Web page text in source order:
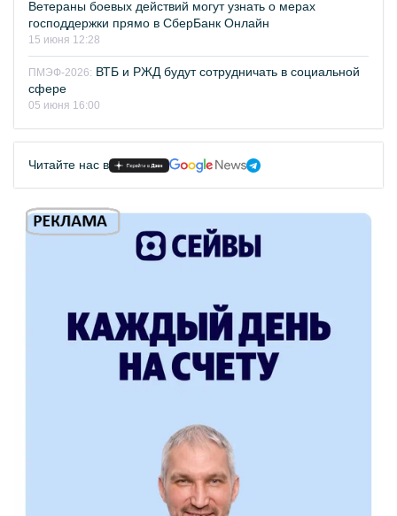
Ветераны боевых действий могут узнать о мерах
господдержки прямо в СберБанк Онлайн
15 июня 12:28
ПМЭФ-2026: ВТБ и РЖД будут сотрудничать в социальной
сфере
05 июня 16:00
Читайте нас в